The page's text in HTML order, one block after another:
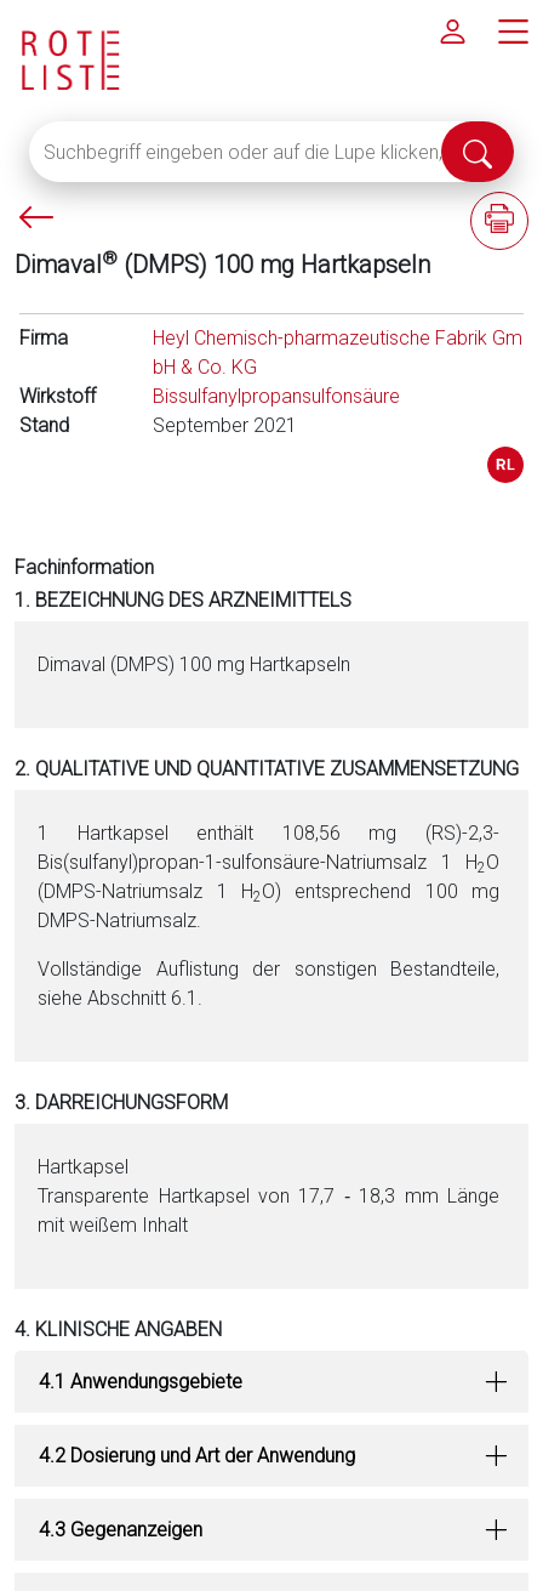
eingeben
oder
auf
die
Lupe
klicken,
um
Fachinformationen
anzuzeigen
Suche
P
e
l
i
n
Dimaval® (DMPS) 100 mg Hartkapseln
F
a
i
r
m
D
Firma
Heyl Chemisch-pharmazeutische Fabrik Gm
bH & Co. KG
Wirkstoff
Bissulfanylpropansulfonsäure
Stand
September 2021
Fachinformation
1. BEZEICHNUNG DES ARZNEIMITTELS
Dimaval (DMPS) 100 mg Hartkapseln
2. QUALITATIVE UND QUANTITATIVE ZUSAMMENSETZUNG
1 Hartkapsel enthält 108,56 mg (RS)-2,3-
Bis(sulfanyl)pro­pan-1-sul­fon­säu­re-Na­tri­um­salz 1 H2O
(DMPS-Na­tri­um­salz 1 H2O) ent­sprechend 100 mg
DMPS-Na­tri­um­salz.
Vollständige Auflistung der sonstigen Be­stand­tei­le,
siehe Abschnitt 6.1.
3. DARREICHUNGSFORM
Hartkapsel
Transparente Hartkapsel von 17,7 ‑ 18,3 mm Länge
mit wei­ßem Inhalt
4. KLINISCHE ANGABEN
4.1 Anwendungsgebiete
4.2 Dosierung und Art der Anwendung
4.3 Gegenanzeigen